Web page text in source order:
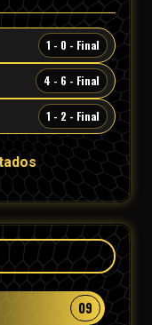
1 - 0 - Final
4 - 6 - Final
1 - 2 - Final
09